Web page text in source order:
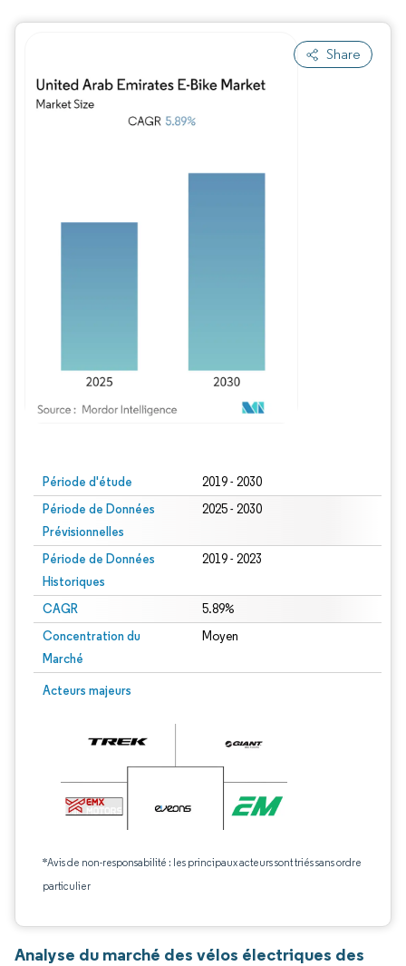
Share
Période d'étude 2019 - 2030
Période de Données
Prévisionnelles
2025 - 2030
Période de Données
Historiques
2019 - 2023
CAGR 5.89%
Concentration du
Marché
Moyen
Acteurs majeurs
*Avis de non-responsabilité : les principaux acteurs sont triés sans ordre
particulier
Analyse du marché des vélos électriques des